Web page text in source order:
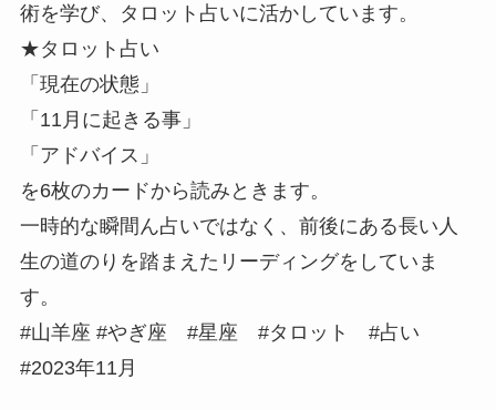
術を学び、タロット占いに活かしています。
★タロット占い
「現在の状態」
「11月に起きる事」
「アドバイス」
を6枚のカードから読みときます。
一時的な瞬間ん占いではなく、前後にある長い人
生の道のりを踏まえたリーディングをしていま
す。
#山羊座 #やぎ座 #星座 #タロット #占い
#2023年11月